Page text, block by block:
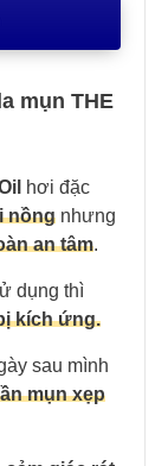
mụn THE
hơi đặc
nồng nhưng
an tâm.
dụng thì
kích ứng.
sau mình
mụn xẹp